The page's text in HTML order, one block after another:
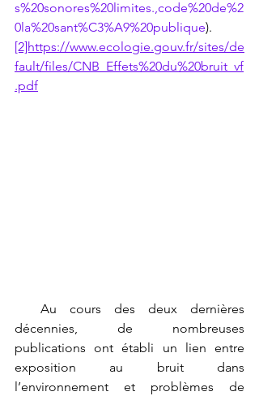
s%20sonores%20limites.,code%20de%2
0la%20sant%C3%A9%20publique).
[2]https://www.ecologie.gouv.fr/sites/de
fault/files/CNB_Effets%20du%20bruit_vf
.pdf
décennies, de nombreuses
publications ont établi un lien entre
exposition au bruit dans
l’environnement et problèmes de